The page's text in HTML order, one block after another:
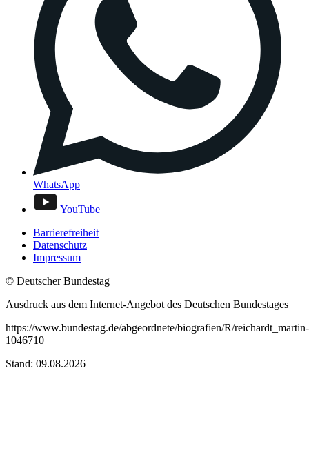
WhatsApp
YouTube
Barrierefreiheit
Datenschutz
Impressum
© Deutscher Bundestag
Ausdruck aus dem Internet-Angebot des Deutschen Bundestages
https://www.bundestag.de/abgeordnete/biografien/R/reichardt_martin-
1046710
Stand: 09.08.2026